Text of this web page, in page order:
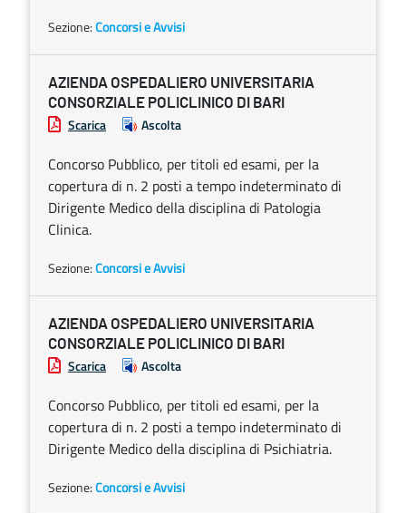
Sezione:Concorsi e Avvisi
AZIENDA OSPEDALIERO UNIVERSITARIA
CONSORZIALE POLICLINICO DI BARI
Scarica Ascolta
Concorso Pubblico, per titoli ed esami, per la
copertura di n. 2 posti a tempo indeterminato di
Dirigente Medico della disciplina di Patologia
Clinica.
Sezione:Concorsi e Avvisi
AZIENDA OSPEDALIERO UNIVERSITARIA
CONSORZIALE POLICLINICO DI BARI
Scarica Ascolta
Concorso Pubblico, per titoli ed esami, per la
copertura di n. 2 posti a tempo indeterminato di
Dirigente Medico della disciplina di Psichiatria.
Sezione:Concorsi e Avvisi